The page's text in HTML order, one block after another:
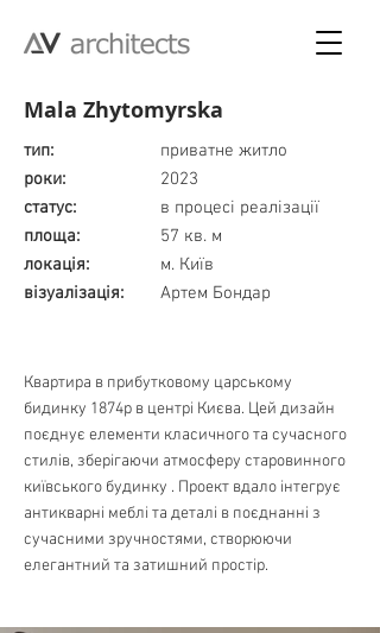
Mala Zhytomyrska
тип:
роки:
статус:
площа:
локація:
візуалізація:
приватне житло
2023
в процесі реалізації
57 кв. м
м. Київ
Артем Бондар
Квартира в прибутковому царському
бидинку 1874р в центрі Києва. Цей дизайн
поєднує елементи класичного та сучасного
стилів, зберігаючи атмосферу старовинного
київського будинку . Проект вдало інтегрує
антикварні меблі та деталі в поєднанні з
сучасними зручностями, створюючи
елегантний та затишний простір.